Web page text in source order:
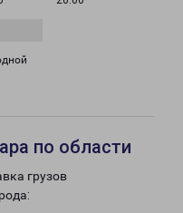
по области
грузов